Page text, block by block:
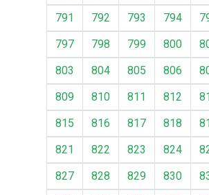
791
792 793 794
797
798 799 800
803
804 805 806
809
810 811 812
815
816 817 818
821
822 823 824
827
828 829 830